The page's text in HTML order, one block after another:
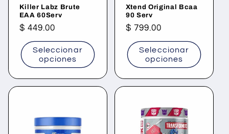
Killer Labz Brute
EAA 60Serv
Precio
habitual
$ 449.00
Seleccionar
opciones
Xtend Original Bcaa
90 Serv
Precio
habitual
$ 799.00
Seleccionar
opciones